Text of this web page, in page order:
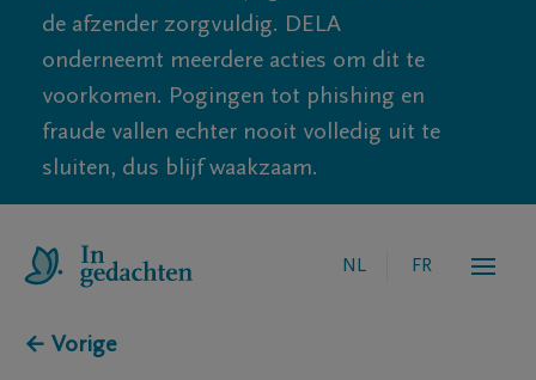
de afzender zorgvuldig. DELA
onderneemt meerdere acties om dit te
voorkomen. Pogingen tot phishing en
fraude vallen echter nooit volledig uit te
sluiten, dus blijf waakzaam.
NL FR
← Vorige